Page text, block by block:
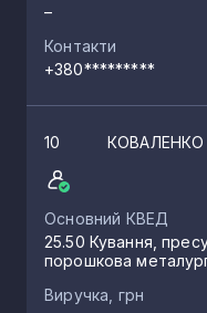
–
Контакти
+380*********
10 КОВАЛЕНКО
Основний КВЕД
25.50 Кування,
порошкова
Виручка, грн